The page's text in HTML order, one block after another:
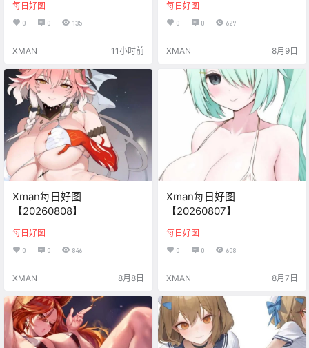
每日好图
0 0 135
XMAN 11小时前
每日好图
0 0 629
XMAN 8月9日
Xman每日好图
【20260808】
每日好图
0 0 846
XMAN 8月8日
Xman每日好图
【20260807】
每日好图
0 0 608
XMAN 8月7日